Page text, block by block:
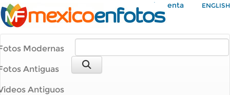
Mi Cuenta ENGLISH
Modernas
Antiguas
Antiguos